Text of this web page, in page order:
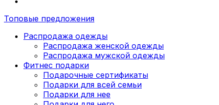
Топовые предложения
Распродажа одежды
Распродажа женской одежды
Распродажа мужской одежды
Фитнес подарки
Подарочные сертификаты
Подарки для всей семьи
Подарки для нее